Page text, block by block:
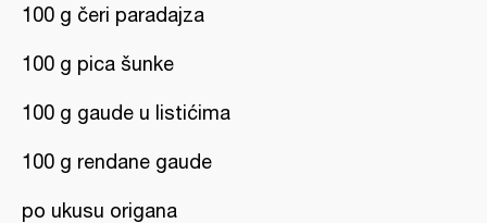
100 g čeri paradajza
100 g pica šunke
100 g gaude u listićima
100 g rendane gaude
po ukusu origana